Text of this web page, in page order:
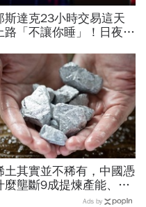
斯達克23小時交易這天
路「不讓你睡」！日夜盤
：下單前注意一風險
土其實並不稀有，中國憑
麼壟斷9成提煉產能、掐
住川普脖子？洪財隆解析：
Ads by